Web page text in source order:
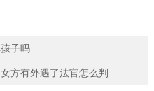
子吗
方有外遇了法官怎么判